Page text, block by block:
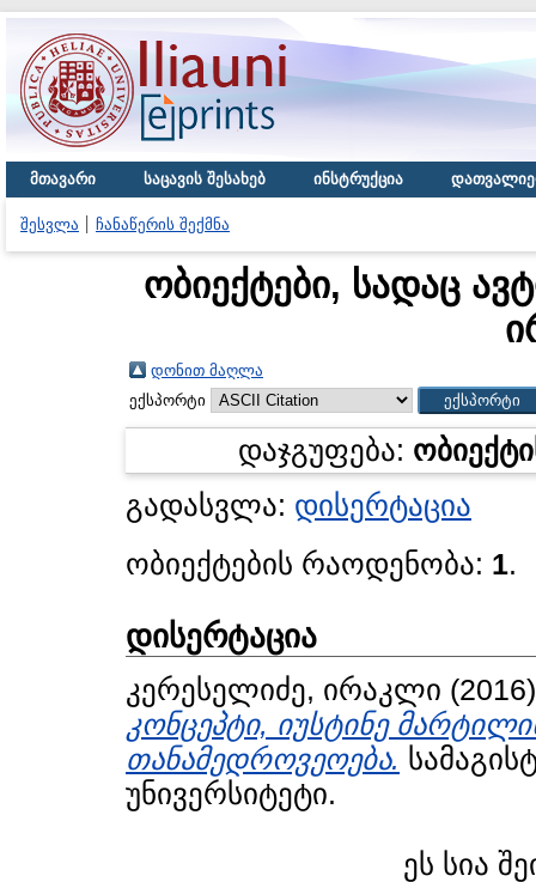
მთავარი საცავის შესახებ ინსტრუქცია
შესვლა ჩანაწერის შექმნა
ობიექტები, სადაც
დონით მაღლა
ექსპორტი
დაჯგუფება:
გადასვლა: დისერტაცია
ობიექტების რაოდენობა: 1.
დისერტაცია
კერესელიძე, ირაკლი
კონცეპტი, იუსტინე
თანამედროვეოება.
უნივერსიტეტი.
ეს სია